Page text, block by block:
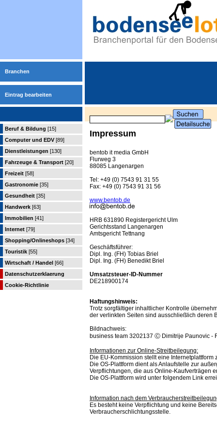
Branchen
Eintrag bearbeiten
Beruf & Bildung [15]
Computer und EDV [89]
Dienstleistungen [130]
Fahrzeuge & Transport [20]
Freizeit [58]
Gastronomie [35]
Gesundheit [35]
Handwerk [63]
Immobilien [41]
Internet [79]
Shopping/Onlineshops [34]
Touristik [55]
Wirtschaft / Handel [66]
Datenschutzerklaerung
Cookie-Richtlinie
Impressum
bentob it media GmbH
Flurweg 3
88085 Langenargen
Tel: +49 (0) 7543 91 31 55
Fax: +49 (0) 7543 91 31 56
www.bentob.de
HRB 631890 Registergericht Ulm
Gerichtsstand Langenargen
Amtsgericht Tettnang
Geschäftsführer:
Dipl. Ing. (FH) Tobias Briel
Dipl. Ing. (FH) Benedikt Briel
Umsatzsteuer-ID-Nummer
DE218900174
Haftungshinweis:
Trotz sorgfältiger inhaltlicher Kontrolle
der verlinkten Seiten sind ausschließlich deren
Bildnachweis:
business team 3202137 Ⓒ Dimitrije Paunovic -
Informationen zur Online-Streitbeilegung:
Die EU-Kommission stellt eine
Die OS-Plattform dient als Anlaufstelle zur
Verpflichtungen, die aus Online-Kaufverträgen
Die OS-Plattform wird unter folgendem Link
Information nach dem
Es besteht keine Verpflichtung und keine
Verbraucherschlichtungsstelle.